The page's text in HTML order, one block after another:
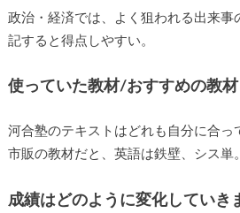
政治・経済では、よく狙われる出来事
記すると得点しやすい。
使っていた教材/おすすめの教材
河合塾のテキストはどれも自分に合っ
市販の教材だと、英語は鉄壁、シス単
成績はどのように変化していき